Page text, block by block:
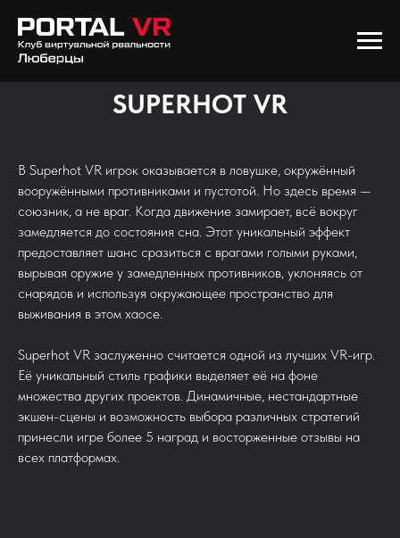
SUPERHOT VR
В Superhot VR игрок оказывается в ловушке, окружённый
вооружёнными противниками и пустотой. Но здесь время —
союзник, а не враг. Когда движение замирает, всё вокруг
замедляется до состояния сна. Этот уникальный эффект
предоставляет шанс сразиться с врагами голыми руками,
вырывая оружие у замедленных противников, уклоняясь от
снарядов и используя окружающее пространство для
выживания в этом хаосе.
Superhot VR заслуженно считается одной из лучших VR-игр.
Её уникальный стиль графики выделяет её на фоне
множества других проектов. Динамичные, нестандартные
экшен-сцены и возможность выбора различных стратегий
принесли игре более 5 наград и восторженные отзывы на
всех платформах.